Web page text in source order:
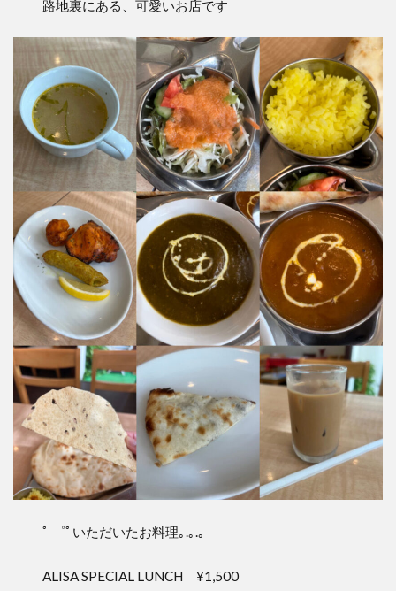
路地裏にある、可愛いお店です
ﾟ ゜ﾟいただいたお料理｡.｡.｡
ALISA SPECIAL LUNCH ¥1,500